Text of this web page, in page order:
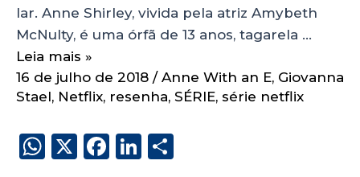
lar. Anne Shirley, vivida pela atriz Amybeth
McNulty, é uma órfã de 13 anos, tagarela …
Leia mais »
16 de julho de 2018 / Anne With an E, Giovanna
Stael, Netflix, resenha, SÉRIE, série netflix
W X
F
Li